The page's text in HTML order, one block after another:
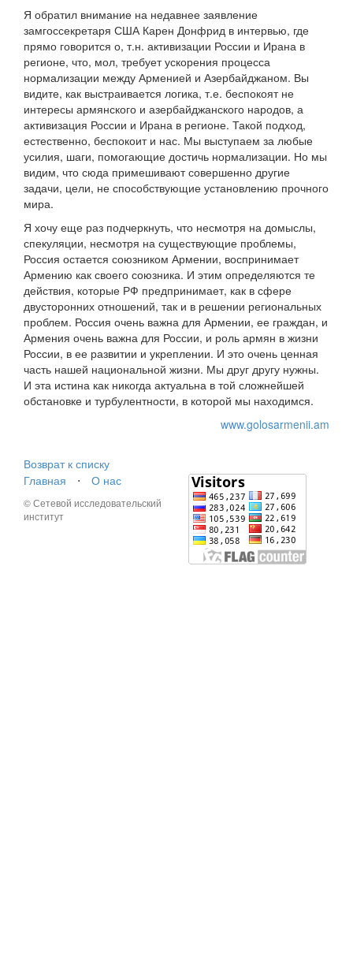
Я обратил внимание на недавнее заявление
замгоссекретаря США Карен Донфрид в интервью, где
прямо говорится о, т.н. активизации России и Ирана в
регионе, что, мол, требует ускорения процесса
нормализации между Арменией и Азербайджаном. Вы
видите, как выстраивается логика, т.е. беспокоят не
интересы армянского и азербайджанского народов, а
активизация России и Ирана в регионе. Такой подход,
естественно, беспокоит и нас. Мы выступаем за любые
усилия, шаги, помогающие достичь нормализации. Но мы
видим, что сюда примешивают совершенно другие
задачи, цели, не способствующие установлению прочного
мира.
Я хочу еще раз подчеркнуть, что несмотря на домыслы,
спекуляции, несмотря на существующие проблемы,
Россия остается союзником Армении, воспринимает
Армению как своего союзника. И этим определяются те
действия, которые РФ предпринимает, как в сфере
двусторонних отношений, так и в решении региональных
проблем. Россия очень важна для Армении, ее граждан, и
Армения очень важна для России, и роль армян в жизни
России, в ее развитии и укреплении. И это очень ценная
часть нашей национальной жизни. Мы друг другу нужны.
И эта истина как никогда актуальна в той сложнейшей
обстановке и турбулентности, в которой мы находимся.
www.golosarmenii.am
Возврат к списку
Главная
⋅ О нас
© Сетевой исследовательский
институт